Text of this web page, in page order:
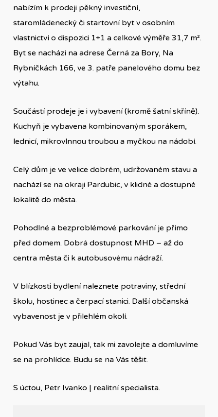
nabízím k prodeji pěkný investiční,
staromládenecký či startovní byt v osobním
vlastnictví o dispozici 1+1 a celkové výměře 31,7 m².
Byt se nachází na adrese Černá za Bory, Na
Rybníčkách 166, ve 3. patře panelového domu bez
výtahu.
Součástí prodeje je i vybavení (kromě šatní skříně).
Kuchyň je vybavena kombinovaným sporákem,
lednicí, mikrovlnnou troubou a myčkou na nádobí.
Celý dům je ve velice dobrém, udržovaném stavu a
nachází se na okraji Pardubic, v klidné a dostupné
lokalitě do města.
Pohodlné a bezproblémové parkování je přímo
před domem. Dobrá dostupnost MHD – až do
centra města či k autobusovému nádraží.
V blízkosti bydlení naleznete potraviny, střední
školu, hostinec a čerpací stanici. Další občanská
vybavenost je v přilehlém okolí.
Pokud Vás byt zaujal, tak mi zavolejte a domluvíme
se na prohlídce. Budu se na Vás těšit.
S úctou, Petr Ivanko | realitní specialista.